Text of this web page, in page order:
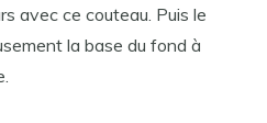
avec ce couteau. Puis le
la base du fond à